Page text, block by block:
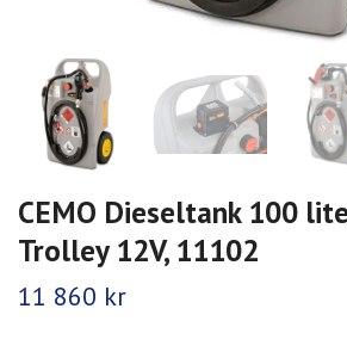
CEMO Dieseltank 100
Trolley 12V, 11102
11 860 kr